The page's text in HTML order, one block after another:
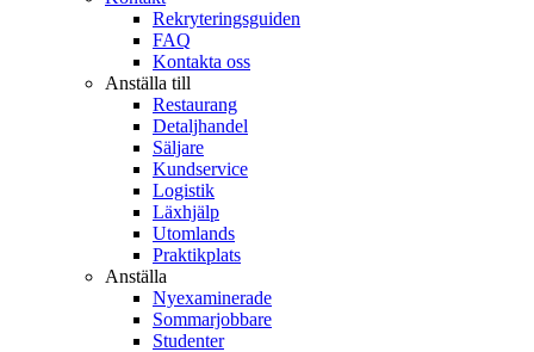
Rekryteringsguiden
FAQ
Kontakta oss
Anställa till
Restaurang
Detaljhandel
Säljare
Kundservice
Logistik
Läxhjälp
Utomlands
Praktikplats
Anställa
Nyexaminerade
Sommarjobbare
Studenter